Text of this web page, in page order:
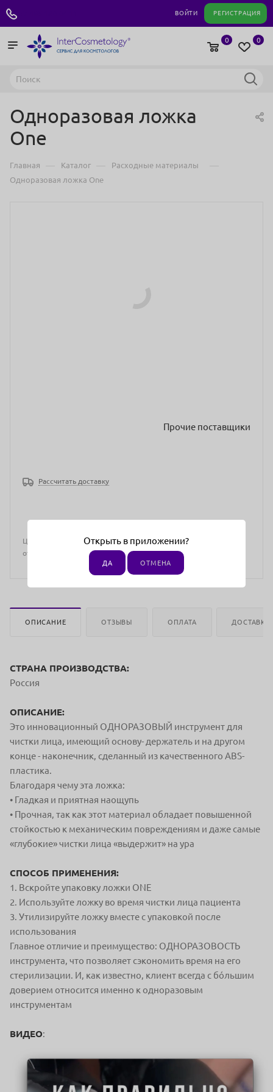
ВОЙТИ РЕГИСТРАЦИЯ
0
0
Одноразовая ложка
One
Главная — Каталог — Расходные материалы —
Одноразовая ложка One
Прочие поставщики
Рассчитать доставку
Цена действительна только для интернет-магазина и может
отличаться от цен в розничных магазинах
ОПИСАНИЕ ОТЗЫВЫ ОПЛАТА ДОСТАВКА
СТРАНА ПРОИЗВОДСТВА:
Россия
ОПИСАНИЕ:
Это инновационный ОДНОРАЗОВЫЙ инструмент для
чистки лица, имеющий основу- держатель и на другом
конце - наконечник, сделанный из качественного ABS-
пластика.
Благодаря чему эта ложка:
• Гладкая и приятная наощупь
• Прочная, так как этот материал обладает повышенной
стойкостью к механическим повреждениям и даже самые
«глубокие»чистки лица «выдержит» на ура
СПОСОБ ПРИМЕНЕНИЯ:
1. Вскройте упаковку ложки ONE
2. Используйте ложку во время чистки лица пациента
3. Утилизируйте ложку вместе с упаковкой после
использования
Главное отличие и преимущество: ОДНОРАЗОВОСТЬ
инструмента, что позволяет сэкономить время на его
стерилизации. И, как известно, клиент всегда с бóльшим
доверием относится именно к одноразовым
инструментам
ВИДЕО:
Открыть в приложении?
ДА ОТМЕНА